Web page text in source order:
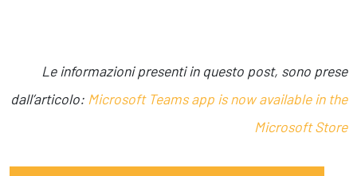
Le informazioni presenti in questo post, sono prese
dall’articolo: Microsoft Teams app is now available in the
Microsoft Store